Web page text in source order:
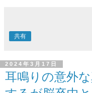
共有
2024年3月17日
耳鳴りの意外